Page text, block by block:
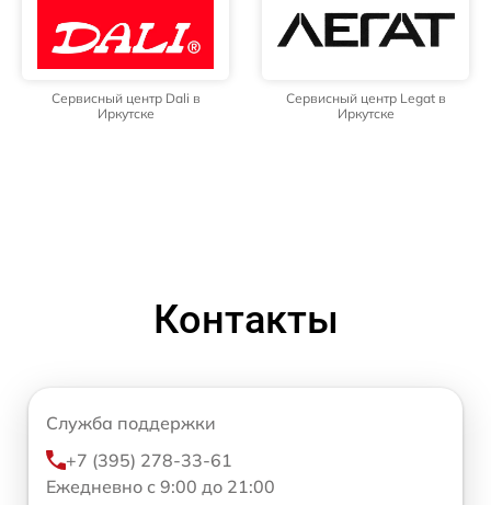
Сервисный центр Dali в
Иркутске
Сервисный центр Legat в
Иркутске
Контакты
Служба поддержки
+7 (395) 278-33-61
Ежедневно с 9:00 до 21:00